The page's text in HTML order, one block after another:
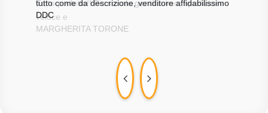
tutto come da descrizione, venditore affidabilissimo
DDC